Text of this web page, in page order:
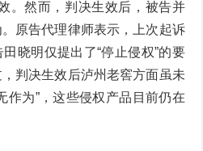
。然而，判决生效后，被告并
原告代理律师表示，上次起诉
晓明仅提出了“停止侵权”的要
判决生效后泸州老窖方面虽未
作为”，这些侵权产品目前仍在